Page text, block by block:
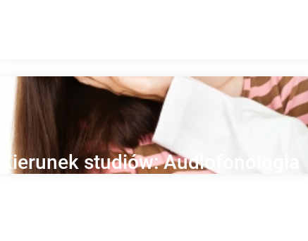
Kierunek studiów: Audiofonologia